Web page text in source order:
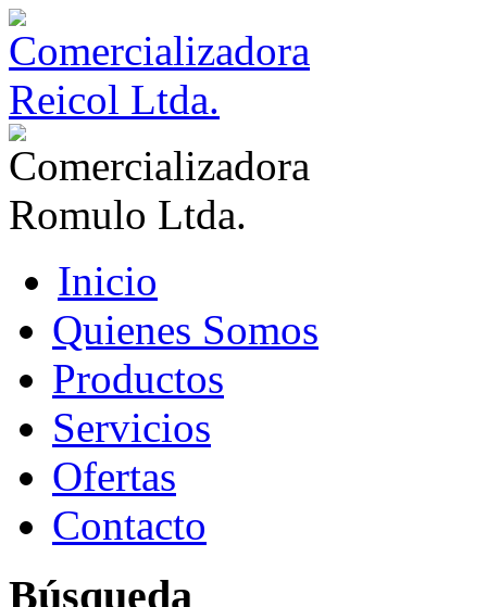
Inicio
Quienes Somos
Productos
Servicios
Ofertas
Contacto
Búsqueda